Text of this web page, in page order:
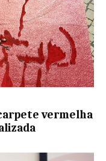
vermelha